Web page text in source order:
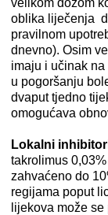
velikom dozom
oblika liječenja
pravilnom
dnevno). Osim
imaju i učinak
u pogoršanju
dvaput tjedno
omogućava
Lokalni
takrolimus
zahvaćeno do
regijama poput
lijekova može